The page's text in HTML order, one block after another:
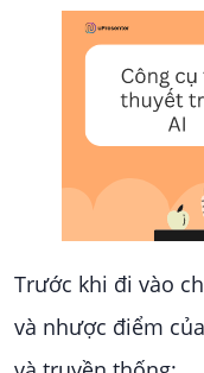
Trước khi đi vào
và nhược điểm